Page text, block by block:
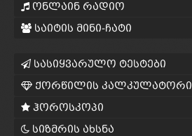
ონლაინ რადიო
საიტის მინი-ჩატი
სასიყვარულო ტესტები
ქორწილის კალკულატორი
ჰოროსკოპი
სიზმრის ახსნა